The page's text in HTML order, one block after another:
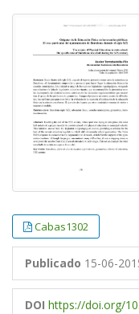
Cabas1302
Publicado 15-06-
DOI https://doi.org/